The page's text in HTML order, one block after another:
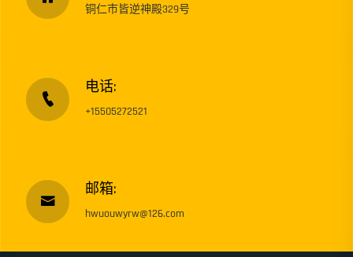
铜仁市皆逆神殿329号
电话:
+15505272521
邮箱:
hwuouwyrw@126.com